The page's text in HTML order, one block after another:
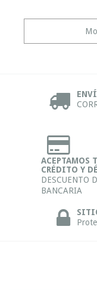
ACEPTAMOS
CRÉDITO Y
DESCUENTO
BANCARIA